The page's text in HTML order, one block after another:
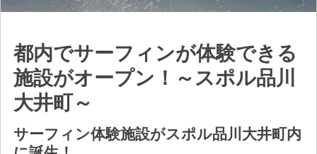
都内でサーフィンが体験できる
施設がオープン！～スポル品川
大井町～
サーフィン体験施設がスポル品川大井町内